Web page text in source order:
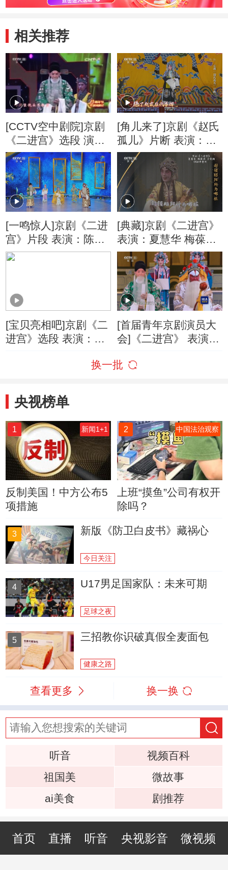
相关推荐
[CCTV空中剧院]京剧
《二进宫》选段 演唱
者：马博通 张超 张其
婷
[角儿来了]京剧《赵氏
孤儿》片断 表演：张
其婷
[一鸣惊人]京剧《二进
宫》片段 表演：陈晓
刚 周天弈 马佳
[典藏]京剧《二进宫》
表演：夏慧华 梅葆玥
方荣翔
[宝贝亮相吧]京剧《二
进宫》选段 表演：张
[首届青年京剧演员大
会]《二进宫》 表演
通
换一批
央视榜单
1 新闻1+1
反制美国！中方公布5
项措施
2 中国法治观察
上班“摸鱼”公司有权开
除吗？
3 新版《防卫白皮书》藏祸心
今日关注
4 U17男足国家队：未来可期
足球之夜
5 三招教你识破真假全麦面包
健康之路
查看更多 换一换
听音
视频百科
祖国美
微故事
ai美食
剧推荐
首页 直播 听音 央视影音 微视频